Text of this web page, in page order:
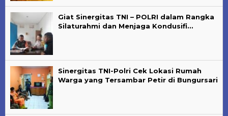
Giat Sinergitas TNI – POLRI dalam Rangka
Silaturahmi dan Menjaga Kondusifi…
Sinergitas TNI-Polri Cek Lokasi Rumah
Warga yang Tersambar Petir di Bungursari